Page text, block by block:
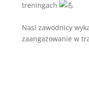
treningach
Nasi zawodnicy
zaangażowanie w